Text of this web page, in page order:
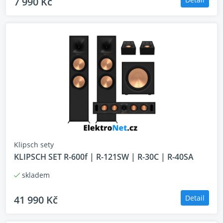
Klipsch sety
KLIPSCH SET R-600f | R-121SW | R-30C | R-40SA
skladem
41 990 Kč Detail